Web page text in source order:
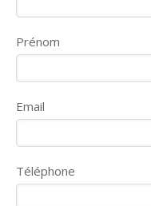
Prénom
Email
Téléphone